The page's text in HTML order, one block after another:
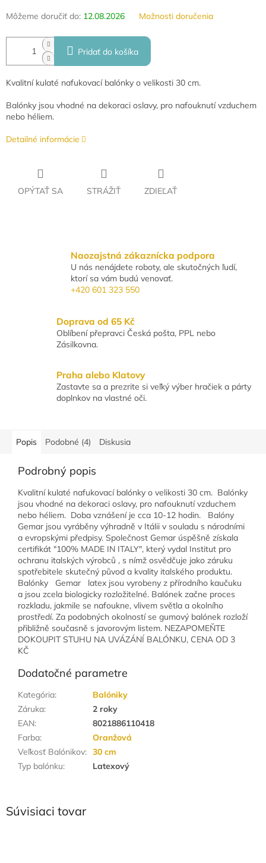
Môžeme doručiť do: 12.08.2026 Možnosti doručenia
Pridať do košíka
Kvalitní kulaté nafukovací balónky o velikosti 30 cm.
Balónky jsou vhodné na dekoraci oslavy, pro nafouknutí vzduchem
nebo héliem.
Detailné informácie
OPÝTAŤ SA STRÁŽIŤ ZDIEĽAŤ
Naozajstná zákaznícka podpora
U nás nenájdete roboty, ale skutočných ľudí,
ktorí sa vám budú venovať.
+420 601 323 550
Doprava od 65 Kč
Oblíbení přepravci Česká pošta, PPL nebo
Zásilkovna.
Praha alebo Klatovy
Zastavte sa a prezrite si veľký výber hračiek a párty
doplnkov na vlastné oči.
Súvisiaci tovar
Popis Podobné (4) Diskusia
Podrobný popis
Kvalitní kulaté nafukovací balónky o velikosti 30 cm. Balónky
jsou vhodné na dekoraci oslavy, pro nafouknutí vzduchem
nebo héliem. Doba vznášení je cca 10-12 hodin. Balóny
Gemar jsou vyráběny výhradně v Itálii v souladu s národními
a evropskými předpisy. Společnost Gemar úspěšně získala
certifikát "100% MADE IN ITALY", který vydal Institut pro
ochranu italských výrobců , s nímž osvědčuje jako záruku
spotřebitele skutečný původ a kvality italského produktu.
Balónky Gemar latex jsou vyrobeny z přírodního kaučuku
a jsou zcela biologicky rozložitelné. Balónek začne proces
rozkladu, jakmile se nafoukne, vlivem světla a okolního
prostředí. Za podobných okolností se gumový balónek rozloží
přibližně současně s javorovým listem. NEZAPOMEŇTE
DOKOUPIT STUHU NA UVÁZÁNÍ BALÓNKU, CENA OD 3
KČ
Dodatočné parametre
Kategória:
Balóniky
Záruka:
2 roky
EAN:
8021886110418
Farba:
Oranžová
Veľkosť Balónikov: 30 cm
Typ balónku: Latexový